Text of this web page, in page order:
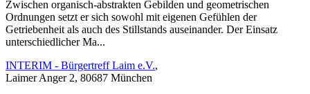
Zwischen organisch-abstrakten Gebilden und geometrischen
Ordnungen setzt er sich sowohl mit eigenen Gefühlen der
Getriebenheit als auch des Stillstands auseinander. Der Einsatz
unterschiedlicher Ma...
INTERIM - Bürgertreff Laim e.V.,
Laimer Anger 2, 80687 München